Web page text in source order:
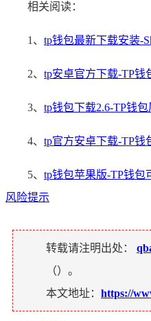
相关阅读：
1、 tp钱包最新下载安装-
2、 tp安卓官方下载-TP
3、 tp钱包下载2.6-TP钱
4、 tp官方安卓下载-TP钱
5、 tp钱包苹果版-TP钱包
风险提示
转载请注明出处：
（）。
本文地址： https://